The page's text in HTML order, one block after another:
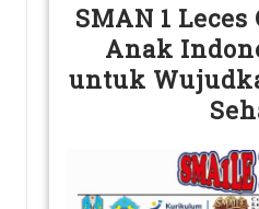
SMAN 1
Anak
untuk